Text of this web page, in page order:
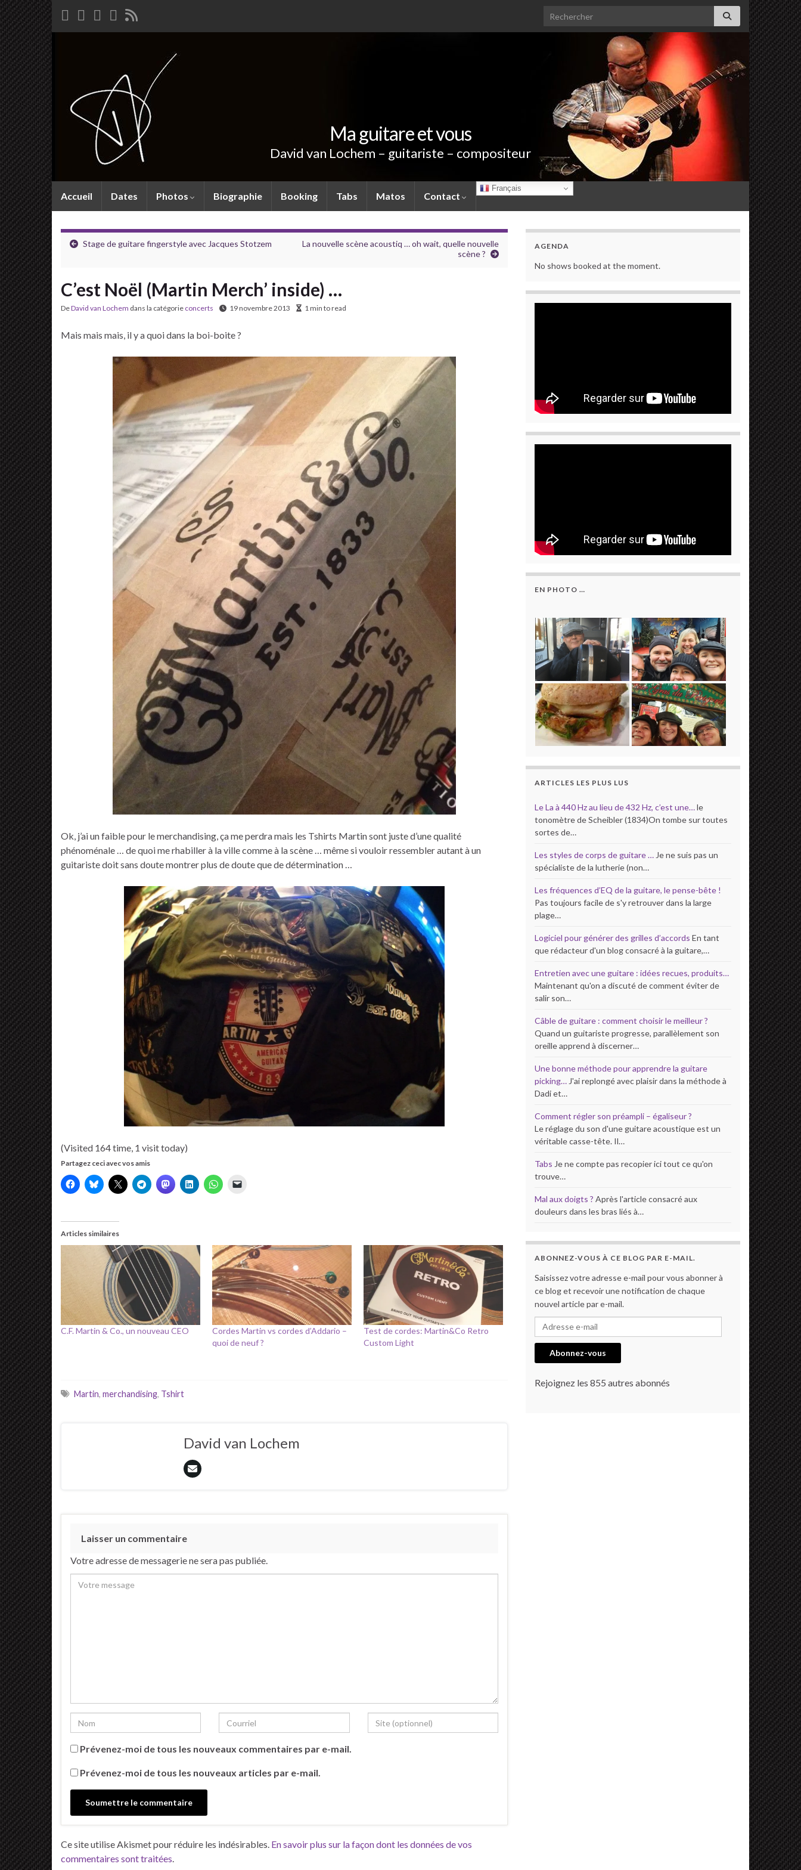
Search for:
Ma guitare et vous
David van Lochem – guitariste – compositeur
Accueil Dates Photos Biographie Booking Tabs Matos Contact
Français
Stage de guitare fingerstyle avec Jacques Stotzem
La nouvelle scène acoustiq … oh wait, quelle nouvelle
scène ?
C’est Noël (Martin Merch’ inside) …
DeDavid van Lochem dans la catégorie concerts 19 novembre 2013 1 min to read
Mais mais mais, il y a quoi dans la boi-boite ?
Ok, j’ai un faible pour le merchandising, ça me perdra mais les Tshirts Martin sont juste d’une qualité
phénoménale … de quoi me rhabiller à la ville comme à la scène … même si vouloir ressembler autant à un
guitariste doit sans doute montrer plus de doute que de détermination …
(Visited 164 time, 1 visit today)
Partagez ceci avec vos amis
Articles similaires
C.F. Martin & Co., un nouveau CEO
Cordes Martin vs cordes d’Addario –
quoi de neuf ?
Test de cordes: Martin&Co Retro
Custom Light
Martin, merchandising, Tshirt
David van Lochem
Laisser un commentaire
Votre adresse de messagerie ne sera pas publiée.
Prévenez-moi de tous les nouveaux commentaires par e-mail.
Prévenez-moi de tous les nouveaux articles par e-mail.
Ce site utilise Akismet pour réduire les indésirables. En savoir plus sur la façon dont les données de vos
commentaires sont traitées.
AGENDA
No shows booked at the moment.
EN PHOTO …
ARTICLES LES PLUS LUS
Le La à 440 Hz au lieu de 432 Hz, c’est une…le
tonomètre de Scheibler (1834)On tombe sur toutes
sortes de…
Les styles de corps de guitare … Je ne suis pas un
spécialiste de la lutherie (non…
Les fréquences d’EQ de la guitare, le pense-bête !
Pas toujours facile de s'y retrouver dans la large
plage…
Logiciel pour générer des grilles d’accords En tant
que rédacteur d'un blog consacré à la guitare,…
Entretien avec une guitare : idées recues, produits…
Maintenant qu'on a discuté de comment éviter de
salir son…
Câble de guitare : comment choisir le meilleur ?
Quand un guitariste progresse, parallèlement son
oreille apprend à discerner…
Une bonne méthode pour apprendre la guitare
picking… J'ai replongé avec plaisir dans la méthode à
Dadi et…
Comment régler son préampli – égaliseur ?
Le réglage du son d'une guitare acoustique est un
véritable casse-tête. Il…
Tabs Je ne compte pas recopier ici tout ce qu'on
trouve…
Mal aux doigts ? Après l'article consacré aux
douleurs dans les bras liés à…
ABONNEZ-VOUS À CE BLOG PAR E-MAIL.
Saisissez votre adresse e-mail pour vous abonner à
ce blog et recevoir une notification de chaque
nouvel article par e-mail.
Adresse e-mail
Abonnez-vous
Rejoignez les 855 autres abonnés